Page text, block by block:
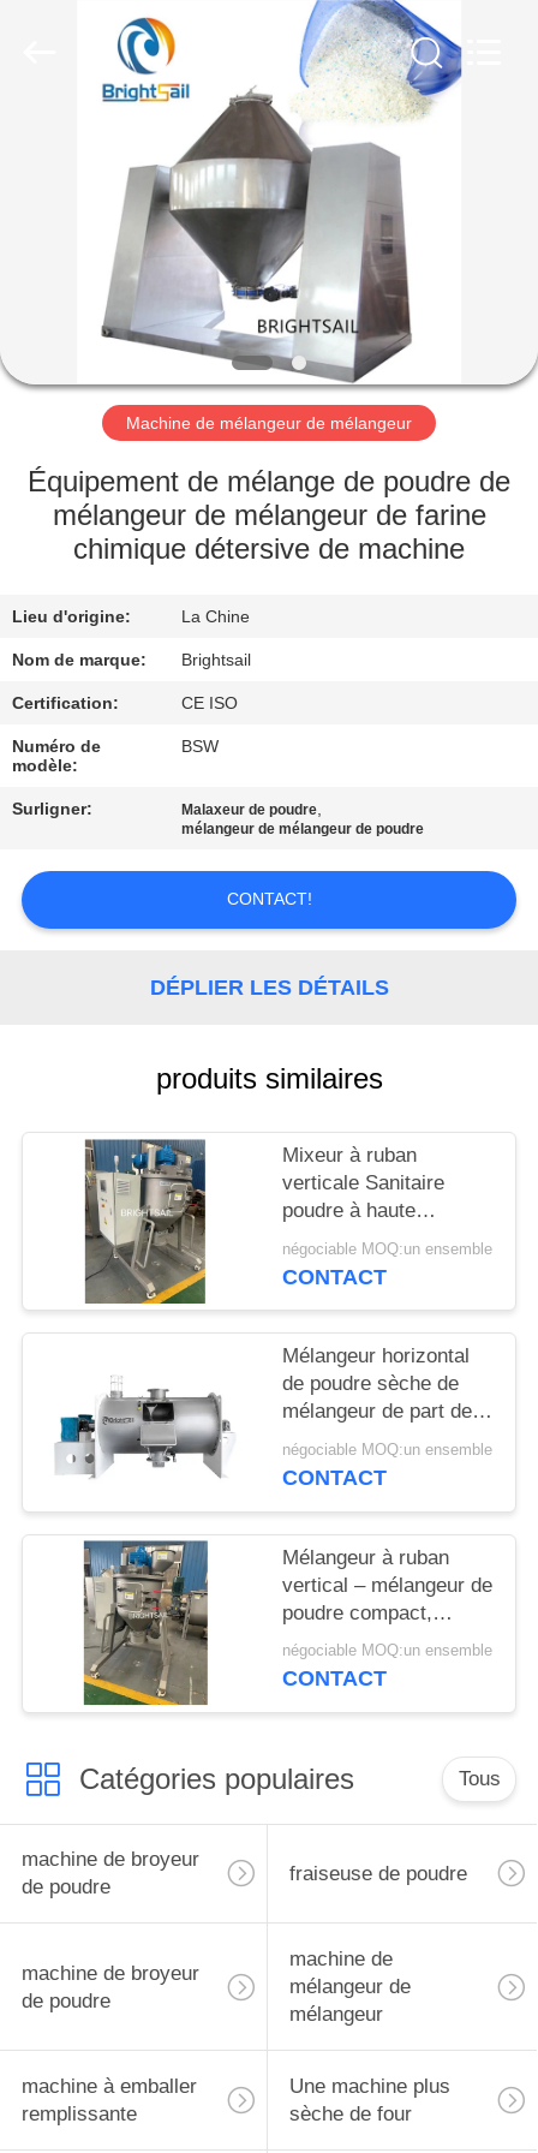
PRODUITS
VIDÉOS
AU
SUJET
NOUS
VISITE
L'USINE
CONTRÔLE
DE
QUALITÉ
NOUS
NOUVELLES
PLAN
PRIVACY
POLICY
Machine de mélangeur de mélangeur
Équipement de mélange de poudre de
mélangeur de mélangeur de farine
chimique détersive de machine
Lieu d'origine: La Chine
Nom de marque: Brightsail
Certification: CE ISO
Numéro de
modèle:
BSW
Surligner: Malaxeur de poudre,
mélangeur de mélangeur de poudre
CONTACT!
DÉPLIER LES DÉTAILS
produits similaires
Mixeur à ruban
verticale Sanitaire
poudre à haute
efficacité mélangeur de
poudre de maïs épices
négociable MOQ:un ensemble
CONTACT
Mélangeur horizontal
de poudre sèche de
mélangeur de part de
charrue de BSPS pour
le mélangeur de
négociable MOQ:un ensemble
CONTACT
Mélangeur à ruban
vertical – mélangeur de
poudre compact,
sanitaire et à haut
rendement
négociable MOQ:un ensemble
CONTACT
Catégories populaires Tous
machine de broyeur
de poudre
fraiseuse de poudre
machine de broyeur
de poudre
machine de
mélangeur de
mélangeur
machine à emballer
remplissante
Une machine plus
sèche de four